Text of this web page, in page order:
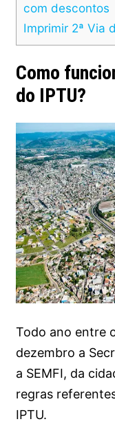
com descontos
Imprimir 2ª Via
Como
do IPTU?
Todo ano entre
dezembro a
a SEMFI, da
regras
IPTU.